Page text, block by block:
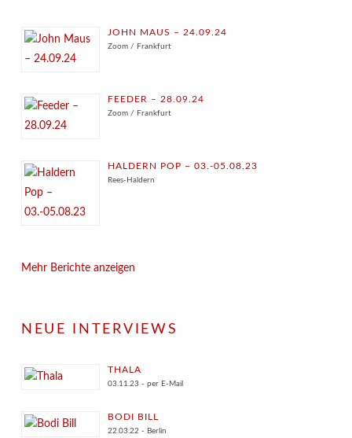
JOHN MAUS – 24.09.24
Zoom / Frankfurt
FEEDER – 28.09.24
Zoom / Frankfurt
HALDERN POP – 03.-05.08.23
Rees-Haldern
Mehr Berichte anzeigen
NEUE INTERVIEWS
THALA
03.11.23 - per E-Mail
BODI BILL
22.03.22 - Berlin